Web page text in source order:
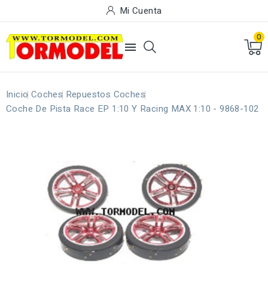
Mi Cuenta

0
Inicio Coches Repuestos Coches
Coche De Pista Race EP 1:10 Y Racing MAX 1:10 - 9868-102